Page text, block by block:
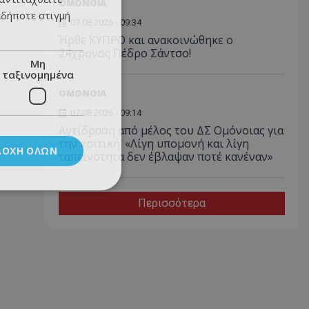
ΟΜΟΝΟΙΑ
07.08.2026 - 09:34
Ήρθε ΚΥΠΡΟ και ανακοινώθηκε ο
24χρονος Πέδρο Σάντσο!
07.08.2026 - 09:14
Αντίδραση από μέλος του ΔΣ Ομόνοιας για
την κριτική: «Λίγη υπομονή και λίγη
ταπεινότητα δεν έβλαψαν ποτέ κανέναν»
Περισσότερα
στιγμή
Μη
ταξινομημένα
ΌΛΩΝ